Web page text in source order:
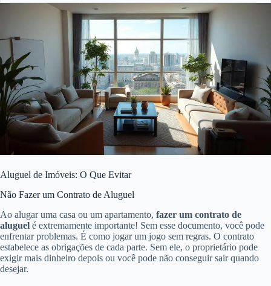
Aluguel de Imóveis: O Que Evitar
Não Fazer um Contrato de Aluguel
Ao alugar uma casa ou um apartamento, fazer um contrato de
aluguel é extremamente importante! Sem esse documento, você pode
enfrentar problemas. É como jogar um jogo sem regras. O contrato
estabelece as obrigações de cada parte. Sem ele, o proprietário pode
exigir mais dinheiro depois ou você pode não conseguir sair quando
desejar.